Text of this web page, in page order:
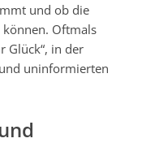
und ob die
Oftmals
Glück“, in der
uninformierten